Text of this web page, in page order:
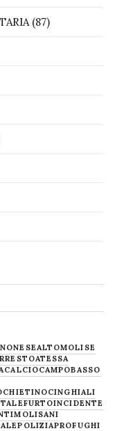
(87)
ALTOMOLISE
ATESSA
CALCIOCAMPOBASSO
CHIETINOCINGHIALI
FURTOINCIDENTE
MOLISANI
POLIZIAPROFUGHI